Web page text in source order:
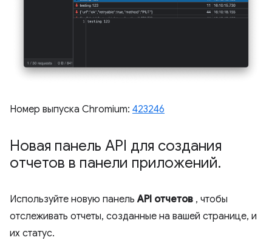
Номер выпуска Chromium: 423246
Новая панель API для создания
отчетов в панели приложений.
Используйте новую панельAPI отчетов , чтобы
отслеживать отчеты, созданные на вашей странице, и
их статус.